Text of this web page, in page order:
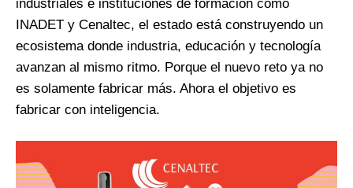
industriales e instituciones de formación como
INADET y Cenaltec, el estado está construyendo un
ecosistema donde industria, educación y tecnología
avanzan al mismo ritmo. Porque el nuevo reto ya no
es solamente fabricar más. Ahora el objetivo es
fabricar con inteligencia.